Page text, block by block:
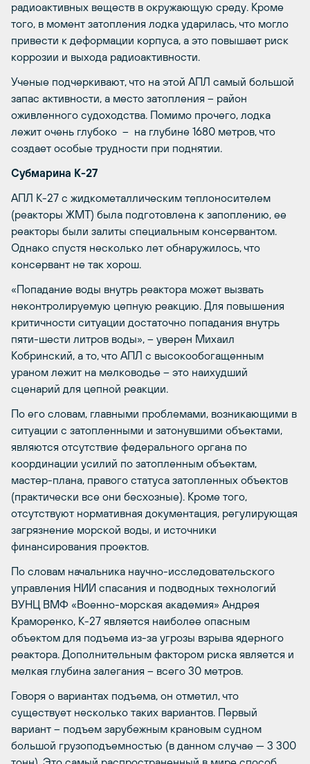
радиоактивных веществ в окружающую среду. Кроме
того, в момент затопления лодка ударилась, что могло
привести к деформации корпуса, а это повышает риск
коррозии и выхода радиоактивности.
Ученые подчеркивают, что на этой АПЛ самый большой
запас активности, а место затопления – район
оживленного судоходства. Помимо прочего, лодка
лежит очень глубоко – на глубине 1680 метров, что
создает особые трудности при поднятии.
Субмарина К-27
АПЛ К-27 с жидкометаллическим теплоносителем
(реакторы ЖМТ) была подготовлена к запоплению, ее
реакторы были залиты специальным консервантом.
Однако спустя несколько лет обнаружилось, что
консервант не так хорош.
«Попадание воды внутрь реактора может вызвать
неконтролируемую цепную реакцию. Для повышения
критичности ситуации достаточно попадания внутрь
пяти-шести литров воды», – уверен Михаил
Кобринский, а то, что АПЛ с высокообогащенным
ураном лежит на мелководье – это наихудший
сценарий для цепной реакции.
По его словам, главными проблемами, возникающими в
ситуации с затопленными и затонувшими объектами,
являются отсутствие федерального органа по
координации усилий по затопленным объектам,
мастер-плана, правого статуса затопленных объектов
(практически все они бесхозные). Кроме того,
отсутствуют нормативная документация, регулирующая
загрязнение морской воды, и источники
финансирования проектов.
По словам начальника научно-исследовательского
управления НИИ спасания и подводных технологий
ВУНЦ ВМФ «Военно-морская академия» Андрея
Краморенко, К-27 является наиболее опасным
объектом для подъема из-за угрозы взрыва ядерного
реактора. Дополнительным фактором риска является и
мелкая глубина залегания – всего 30 метров.
Говоря о вариантах подъема, он отметил, что
существует несколько таких вариантов. Первый
вариант – подъем зарубежным крановым судном
большой грузоподъемностью (в данном случае — 3 300